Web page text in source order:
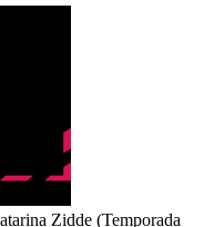
Zidde (Temporada